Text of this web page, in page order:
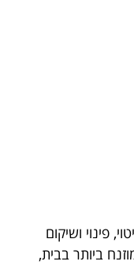
פינוי ושיקום
ביותר בבית,